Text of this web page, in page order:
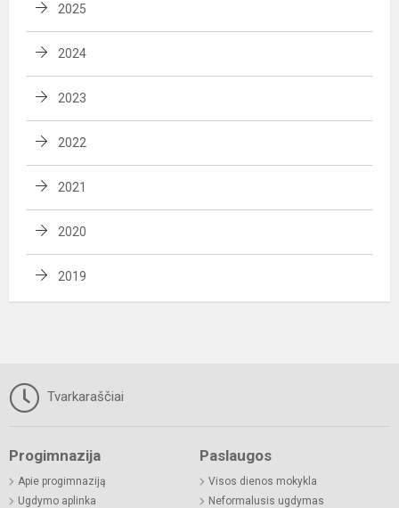
2025
2024
2023
2022
2021
2020
2019
Tvarkaraščiai
Progimnazija
Apie progimnaziją
Ugdymo aplinka
Paslaugos
Visos dienos mokykla
Neformalusis ugdymas